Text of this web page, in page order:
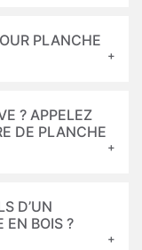
PLANCHE
? APPELEZ
DE PLANCHE
D’UN
EN BOIS ?